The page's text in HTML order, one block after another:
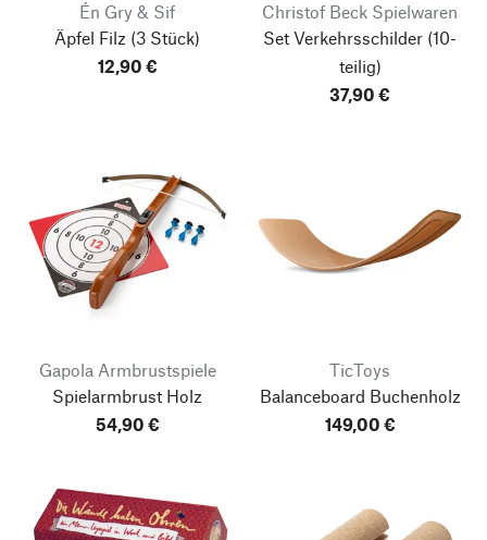
Én Gry & Sif
Äpfel Filz (3 Stück)
12,90 €
Christof Beck Spielwaren
Set Verkehrsschilder (10-
teilig)
37,90 €
Gapola Armbrustspiele
Spielarmbrust Holz
54,90 €
TicToys
Balanceboard Buchenholz
149,00 €